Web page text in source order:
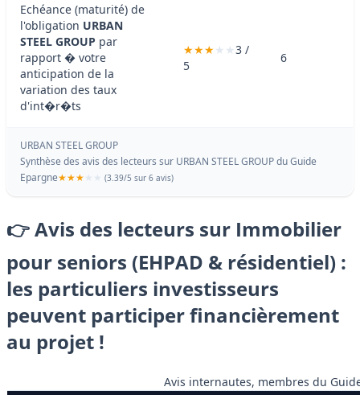
Echéance (maturité) de
l'obligation URBAN
STEEL GROUP par
rapport � votre
anticipation de la
variation des taux
d'int�r�ts
3 /
5
6
URBAN STEEL GROUP
Synthèse des avis des lecteurs sur URBAN STEEL GROUP duGuide
Epargne
(3.39/5 sur 6 avis)
👉 Avis des lecteurs sur Immobilier
pour seniors (EHPAD & résidentiel) :
les particuliers investisseurs
peuvent participer financièrement
au projet !
Avis internautes, membres du